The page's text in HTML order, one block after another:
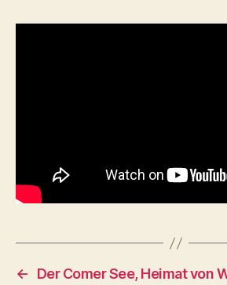
←
Der Comer See, Heimat von